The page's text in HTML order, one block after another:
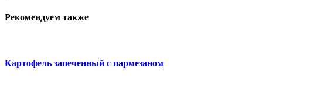
Рекомендуем также
Картофель запеченный с пармезаном